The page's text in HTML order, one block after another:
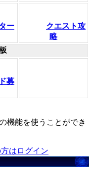
ー
クエスト攻
略
募
機能を使うことができ
はログイン